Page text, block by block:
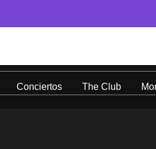
Conciertos The Club